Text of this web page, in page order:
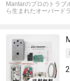
Mantarのプロのトラブ
ら生まれたオーバード